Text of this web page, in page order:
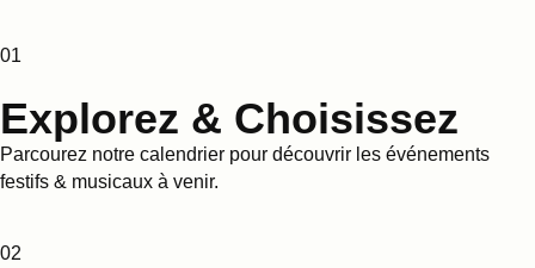
01
Explorez & Choisissez
Parcourez notre calendrier pour découvrir les événements
festifs & musicaux à venir.
02